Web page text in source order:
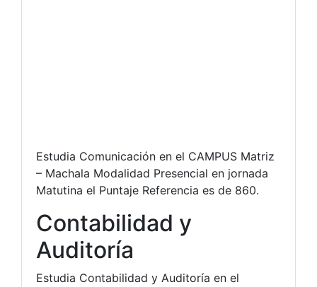
Estudia Comunicación en el CAMPUS Matriz
– Machala Modalidad Presencial en jornada
Matutina el Puntaje Referencia es de 860.
Contabilidad y
Auditoría
Estudia Contabilidad y Auditoría en el